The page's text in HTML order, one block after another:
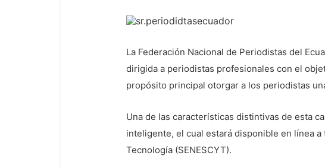
La Federación Nacional de Periodistas del
dirigida a periodistas profesionales con el
propósito principal otorgar a los periodistas
Una de las características distintivas de esta
inteligente, el cual estará disponible en línea
Tecnología (SENESCYT).